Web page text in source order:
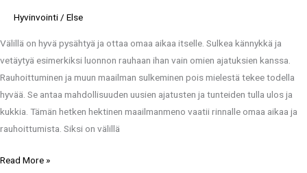
Hyvinvointi / Else
Välillä on hyvä pysähtyä ja ottaa omaa aikaa itselle. Sulkea kännykkä ja
vetäytyä esimerkiksi luonnon rauhaan ihan vain omien ajatuksien kanssa.
Rauhoittuminen ja muun maailman sulkeminen pois mielestä tekee todella
hyvää. Se antaa mahdollisuuden uusien ajatusten ja tunteiden tulla ulos ja
kukkia. Tämän hetken hektinen maailmanmeno vaatii rinnalle omaa aikaa ja
rauhoittumista. Siksi on välillä
miksi?
Read More »